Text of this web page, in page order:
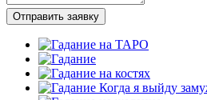
Отправить заявку